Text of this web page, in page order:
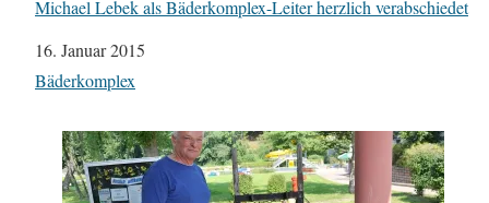
Michael Lebek als Bäderkomplex-Leiter herzlich verabschiedet
Datum
16. Januar 2015
In Bezug auf
Bäderkomplex